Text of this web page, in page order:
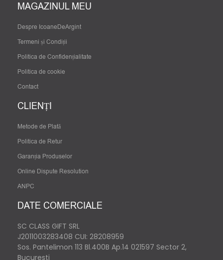
MAGAZINUL MEU
Despre IcoaneDeArgint
Termeni și Condiții
Politica de Confidențialitate
Politica de cookie
Contact
CLIENȚI
Metode de Plată
Politica de Retur
Garanția Produselor
Online Dispute Resolution
ANPC
DATE COMERCIALE
SC CLASS GIFT SRL
J2011003283408 CUI: 28208959
Sos. Pantelimon 113 Bl.400B Ap.14 021597 Sector 2,
Bucuresti